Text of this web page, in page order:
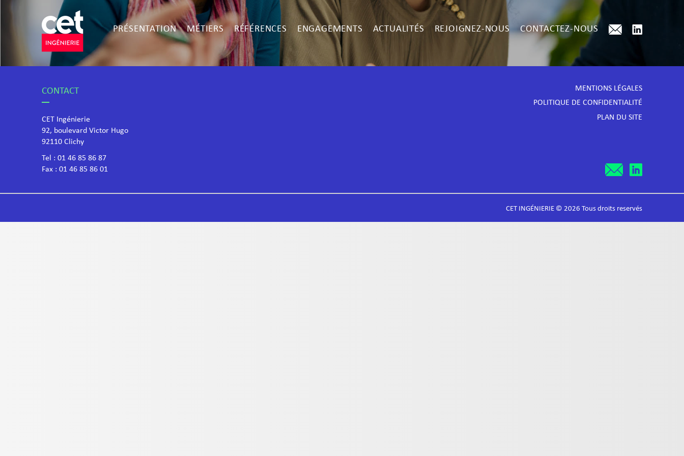
PRÉSENTATION MÉTIERS RÉFÉRENCES ENGAGEMENTS ACTUALITÉS REJOIGNEZ-NOUS CONTACTEZ-NOUS
CONTACT
CET Ingénierie
92, boulevard Victor Hugo
​92110 Clichy
Tel : 01 46 85 86 87
Fax : 01 46 85 86 01
MENTIONS LÉGALES
POLITIQUE DE CONFIDENTIALITÉ
PLAN DU SITE
CET INGÉNIERIE © 2026 Tous droits reservés